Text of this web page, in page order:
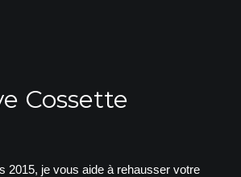
Cossette
2015, je vous aide à rehausser votre